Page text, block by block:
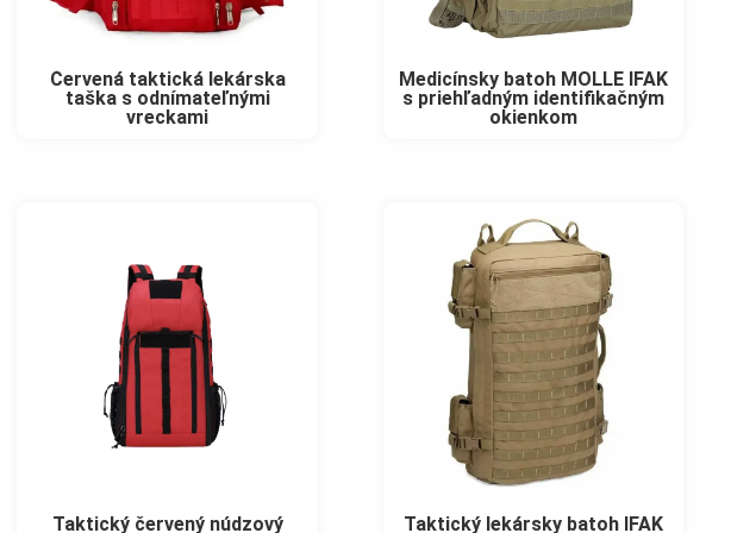
Červená taktická lekárska
taška s odnímateľnými
vreckami
Medicínsky batoh MOLLE IFAK
s priehľadným identifikačným
okienkom
Taktický červený núdzový
Taktický lekársky batoh IFAK